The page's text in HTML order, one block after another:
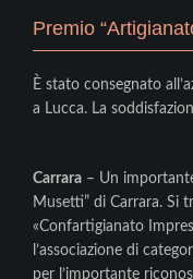
Premio
È stato consegnato
a Lucca. La
Carrara – Un
Musetti” di Carrara. Si
«Confartigianato
l’associazione di
per l’importante